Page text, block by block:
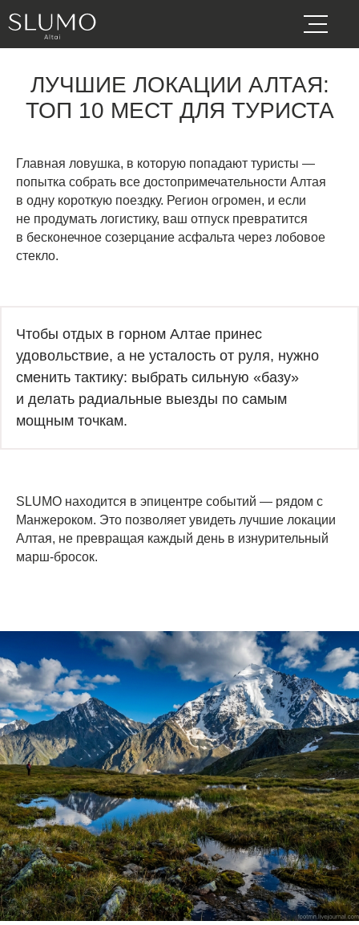
ЛУЧШИЕ ЛОКАЦИИ АЛТАЯ:
ТОП 10 МЕСТ ДЛЯ ТУРИСТА
Главная ловушка, в которую попадают туристы —
попытка собрать все достопримечательности Алтая
в одну короткую поездку. Регион огромен, и если
не продумать логистику, ваш отпуск превратится
в бесконечное созерцание асфальта через лобовое
стекло.
Чтобы отдых в горном Алтае принес
удовольствие, а не усталость от руля, нужно
сменить тактику: выбрать сильную «базу»
и делать радиальные выезды по самым
мощным точкам.
SLUMO находится в эпицентре событий — рядом с
Манжероком. Это позволяет увидеть лучшие локации
Алтая, не превращая каждый день в изнурительный
марш-бросок.